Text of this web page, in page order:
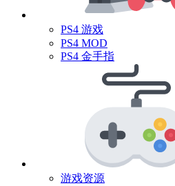
PS4 游戏
PS4 MOD
PS4 金手指
游戏资源